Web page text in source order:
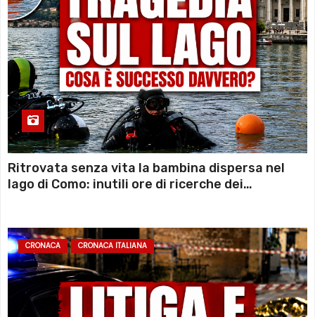
Ritrovata senza vita la bambina dispersa nel
lago di Como: inutili ore di ricerche dei
CRONACA CRONACA ITALIANA